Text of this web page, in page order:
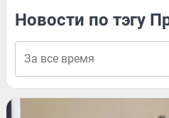
Новости по тэгу